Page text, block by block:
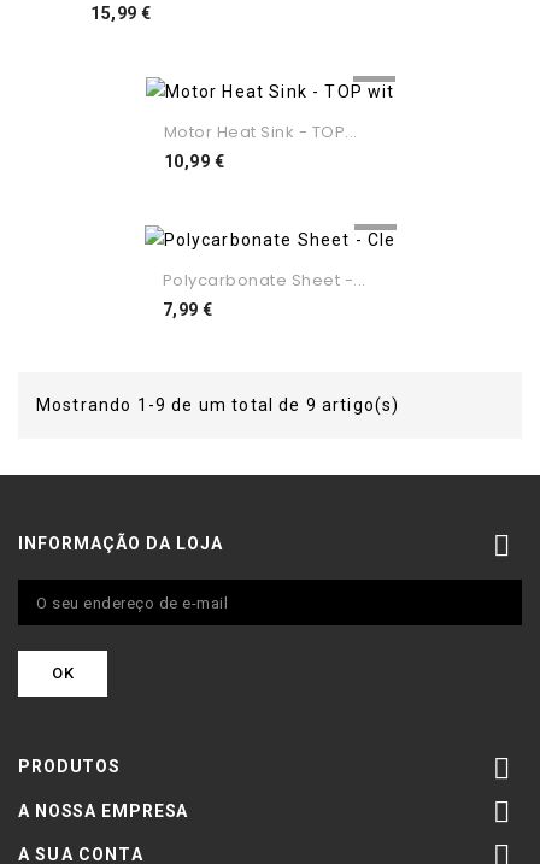
15,99 €Preço
Motor Heat Sink - TOP...
10,99 €Preço
Polycarbonate Sheet -...
7,99 €Preço
Mostrando 1-9 de um total de 9 artigo(s)
INFORMAÇÃO DA LOJA 
PRODUTOS 
A NOSSA EMPRESA 
A SUA CONTA 